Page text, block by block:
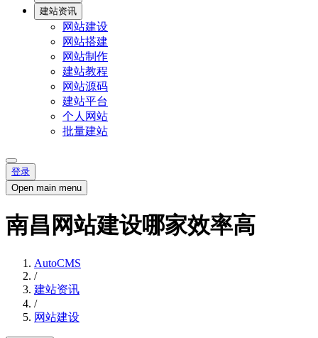
建站资讯
网站建设
网站搭建
网站制作
建站教程
网站源码
建站平台
个人网站
批量建站
登录
Open main menu
南昌网站建设哪家效率高
AutoCMS
/
建站资讯
/
网站建设